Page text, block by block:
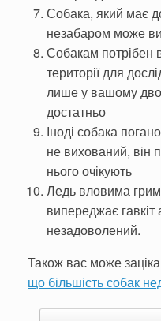
Собака, який має
незабаром може
Собакам потрібен
території для
лише у вашому
достатньо
Іноді собака
не вихований, він
нього очікують
Ледь вловима
випереджає
незадоволений.
Також вас може
що більшість собак